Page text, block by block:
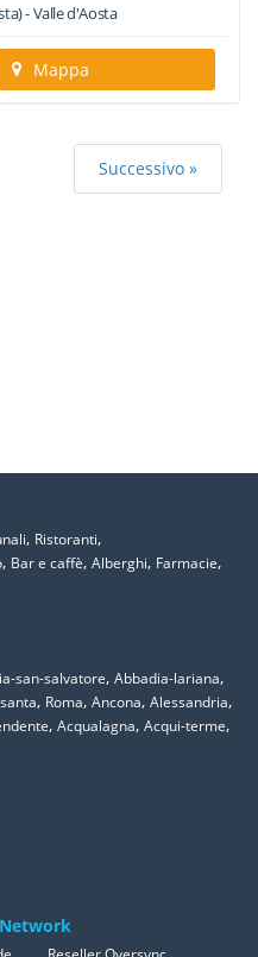
-Valle d'Aosta
Mappa
Successivo »
, Ristoranti,
, Bar e caffè, Alberghi, Farmacie,
san-salvatore, Abbadia-lariana,
, Roma, Ancona, Alessandria,
, Acqualagna, Acqui-terme,